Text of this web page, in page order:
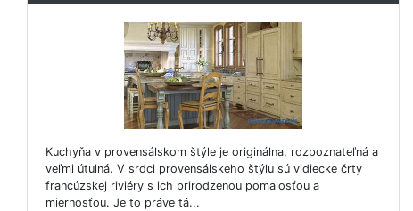
Kuchyňa v provensálskom štýle je originálna, rozpoznateľná a
veľmi útulná. V srdci provensálskeho štýlu sú vidiecke črty
francúzskej riviéry s ich prirodzenou pomalosťou a
miernosťou. Je to práve tá...